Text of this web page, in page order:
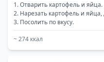
Отварить картофель и яйца.
Нарезать картофель и
Посолить по вкусу.
~274 ккал